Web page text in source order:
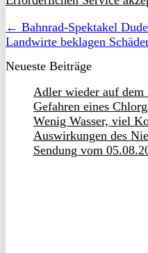
← Bahnrad-Spektakel
Landwirte beklagen
Neueste Beiträge
Adler wieder auf dem
Gefahren eines
Wenig Wasser, viel
Auswirkungen des
Sendung vom